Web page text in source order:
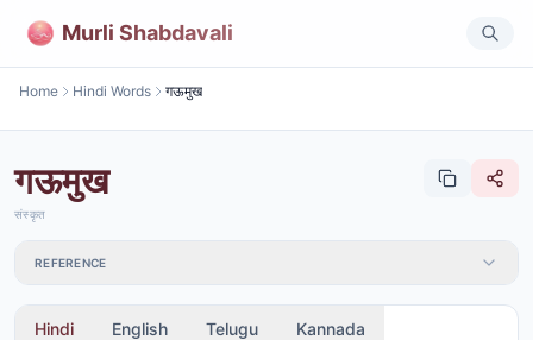
Murli Shabdavali
Home Hindi Words गऊमुख
गऊमुख
संस्कृत
REFERENCE
Hindi English Telugu Kannada